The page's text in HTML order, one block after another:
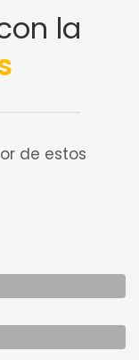
la
de estos